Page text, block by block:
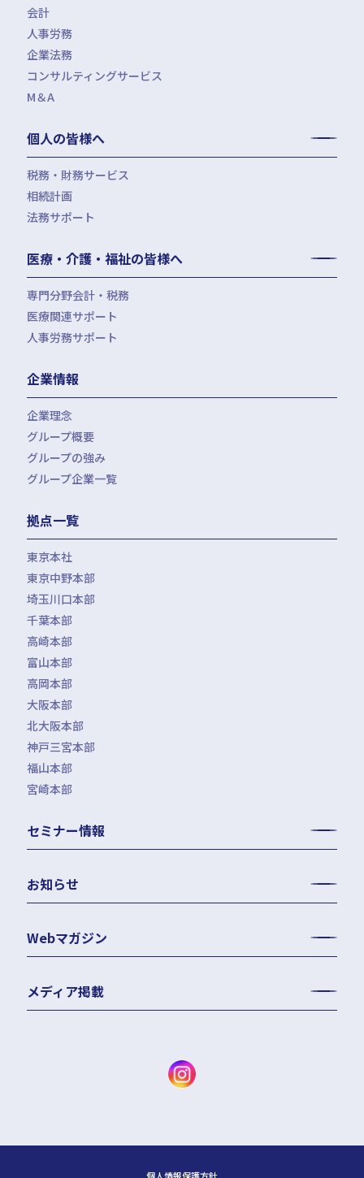
月次決算・税務顧問・税務申告書作成
税務調査対応（会計・税務）
税務セカンドオピニオン
組織再編税制・国際税務
四半期決算サポート
会計
BPO・会計アウトソーシング
会社設立（スタートアップサポート）・クラウド会計導入
決算開示書類（有報・短信等）作成・IFRS対応サポート
人事労務
人事労務アウトソーシング（給与計算・社会保険手続）
労使トラブル対応
労務デューデリジェンス・労務コンプライアンス調査
企業法務
企業法務・法務顧問・事業再生・債権回収
コンサルティングサービス
FAS（財務デューデリジェンス・株価算定・PPA）
IPOコンサルティング
企業再編コンサルティング
補助金・助成金申請・建設許認可等
公益法人会計サービス
M＆A
個人の皆様へ
税務・財務サービス
相続税申告・贈与税申告
所得税確定申告
資産管理会社設立
相続計画
遺言書作成・家族信託・後見人
法務サポート
医療・介護・福祉の皆様へ
専門分野会計・税務
会計・税務（医科）
会計・税務（歯科）
会計・税務（社会福祉法人）
会計・税務（保育）
会計・税務（公益法人）
医療関連サポート
開業サポート
医療経営サポート
クリニック承継サポート
人事労務サポート
企業情報
企業理念
グループ概要
グループの強み
グループ企業一覧
拠点一覧
東京本社
東京中野本部
埼玉川口本部
千葉本部
高崎本部
富山本部
高岡本部
大阪本部
北大阪本部
神戸三宮本部
福山本部
宮崎本部
セミナー情報
お知らせ
Webマガジン
メディア掲載